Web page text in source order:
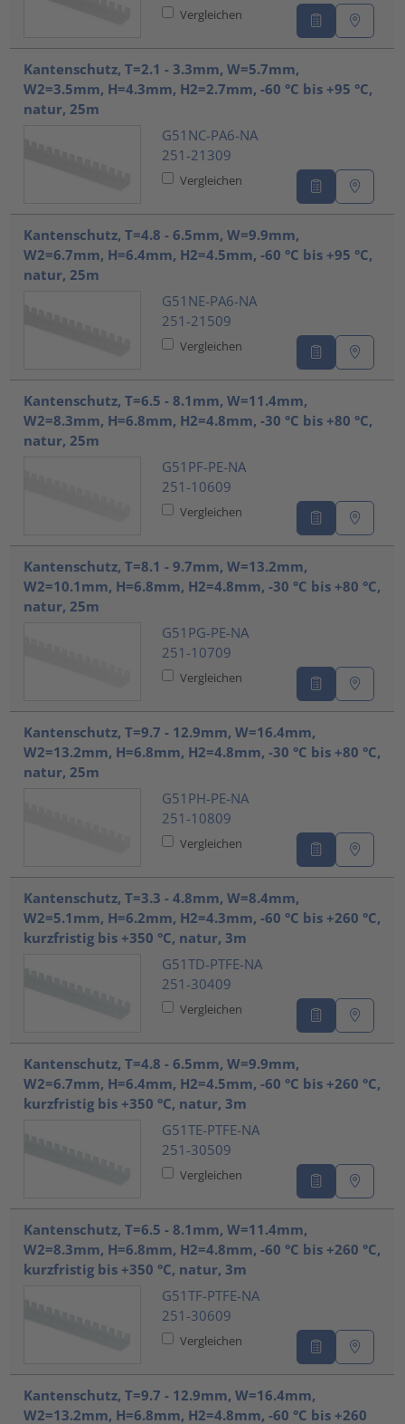
Vergleichen
Kantenschutz, T=2.1 - 3.3mm, W=5.7mm,
W2=3.5mm, H=4.3mm, H2=2.7mm, -60 °C bis +95 °C,
natur, 25m
G51NC-PA6-NA
251-21309
Vergleichen
Kantenschutz, T=4.8 - 6.5mm, W=9.9mm,
W2=6.7mm, H=6.4mm, H2=4.5mm, -60 °C bis +95 °C,
natur, 25m
G51NE-PA6-NA
251-21509
Vergleichen
Kantenschutz, T=6.5 - 8.1mm, W=11.4mm,
W2=8.3mm, H=6.8mm, H2=4.8mm, -30 °C bis +80 °C,
natur, 25m
G51PF-PE-NA
251-10609
Vergleichen
Kantenschutz, T=8.1 - 9.7mm, W=13.2mm,
W2=10.1mm, H=6.8mm, H2=4.8mm, -30 °C bis +80 °C,
natur, 25m
G51PG-PE-NA
251-10709
Vergleichen
Kantenschutz, T=9.7 - 12.9mm, W=16.4mm,
W2=13.2mm, H=6.8mm, H2=4.8mm, -30 °C bis +80 °C,
natur, 25m
G51PH-PE-NA
251-10809
Vergleichen
Kantenschutz, T=3.3 - 4.8mm, W=8.4mm,
W2=5.1mm, H=6.2mm, H2=4.3mm, -60 °C bis +260 °C,
kurzfristig bis +350 °C, natur, 3m
G51TD-PTFE-NA
251-30409
Vergleichen
Kantenschutz, T=4.8 - 6.5mm, W=9.9mm,
W2=6.7mm, H=6.4mm, H2=4.5mm, -60 °C bis +260 °C,
kurzfristig bis +350 °C, natur, 3m
G51TE-PTFE-NA
251-30509
Vergleichen
Kantenschutz, T=6.5 - 8.1mm, W=11.4mm,
W2=8.3mm, H=6.8mm, H2=4.8mm, -60 °C bis +260 °C,
kurzfristig bis +350 °C, natur, 3m
G51TF-PTFE-NA
251-30609
Vergleichen
Kantenschutz, T=9.7 - 12.9mm, W=16.4mm,
W2=13.2mm, H=6.8mm, H2=4.8mm, -60 °C bis +260